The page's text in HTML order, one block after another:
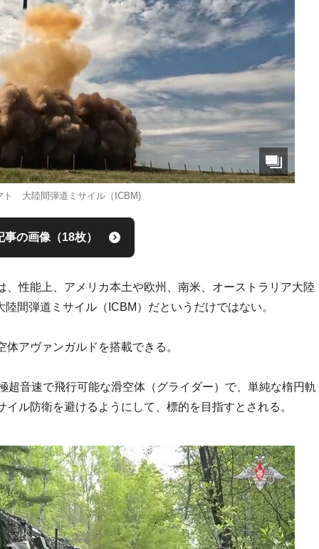
大陸間弾道ミサイル（ICBM)
事の画像（18枚）
性能上、アメリカ本土や欧州、南米、オーストラリア大陸
間弾道ミサイル（ICBM）だというだけではない。
アヴァンガルドを搭載できる。
音速で飛行可能な滑空体（グライダー）で、単純な楕円軌
ル防衛を避けるようにして、標的を目指すとされる。